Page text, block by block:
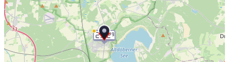
2.229